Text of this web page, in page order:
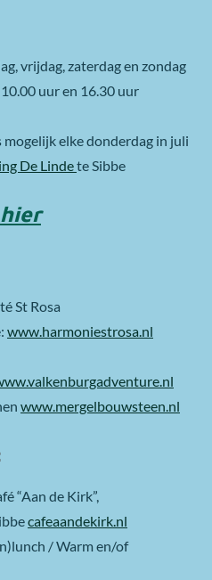
vrijdag, zaterdag en zondag
uur en 16.30 uur
mogelijk elke donderdag in juli
De Lindete Sibbe
St Rosa
www.harmoniestrosa.nl
www.mergelbouwsteen.nl
“Aan de Kirk”,
cafeaandekirk.nl
/ Warm en/of